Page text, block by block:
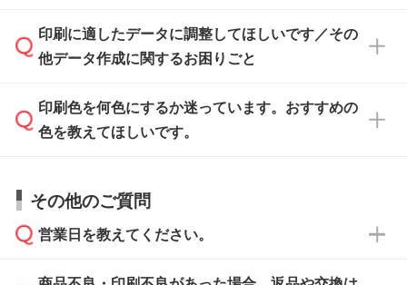
ご入稿後は経験豊富なスタッフがデータに不備
がないかチェックし、お客様と確認してから印
刷に進みますので、ご安心ください。
入稿用のテンプレートはPDF形式ですが、
IllustratorやPhotoshopで開いてご利用いただけ
方」をご確認ください。
印刷に適したデータ・解像度かどうか、担当ス
タッフが事前に確認いたします。
ムへ添付いただくか、担当スタッフ宛にメール
でお送りください。
い合わせください。
なお、印刷用データの作り方に関する詳細は、
印刷に適したデータに調整してほしいです／その
他データ作成に関するお困りごと
データ作成でお困りの際には、担当スタッフが
サポートいたしますのでお気軽にご相談くださ
から添付してお送りください。
・解像度の低いデータをトレース/調整してほ
しい
印刷色を何色にするか迷っています。おすすめの
色を教えてほしいです。
お見積・ご注文・
相談いただきますと、担当スタッフがお客様の
ご希望や商品の本体色を確認し、印刷色をご提
本体色がブラック、ネイビーなど濃色の場合は
その他のご質問
営業日を教えてください。